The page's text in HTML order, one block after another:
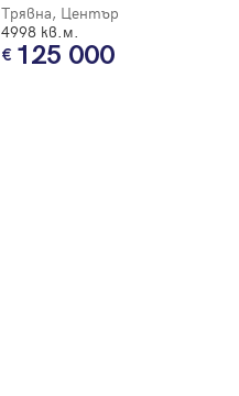
Трявна, Център
4998 кв.м.
125 000